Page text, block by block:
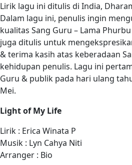
Lirik lagu ini ditulis di India,
Dalam lagu ini, penulis ingin
kualitas Sang Guru – Lama
juga ditulis untuk
& terima kasih atas keberadaan
kehidupan penulis. Lagu ini
Guru & publik pada hari ulang
Mei.
Light of My Life
Lirik : Erica Winata P
Musik : Lyn Cahya Niti
Arranger : Bio